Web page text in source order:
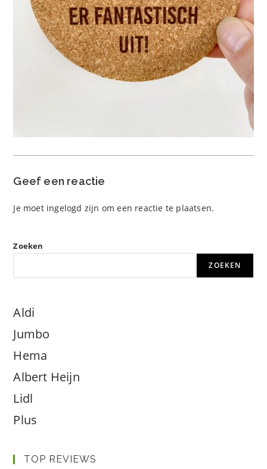
Geef een reactie
Je moet ingelogd zijn om een reactie te plaatsen.
Zoeken
ZOEKEN
Aldi
Jumbo
Hema
Albert Heijn
Lidl
Plus
TOP REVIEWS